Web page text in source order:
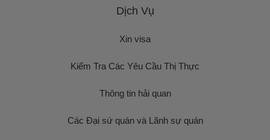
Dịch Vụ
Xin visa
Kiểm Tra Các Yêu Cầu Thị Thực
Thông tin hải quan
Các Đại sứ quán và Lãnh sự quán